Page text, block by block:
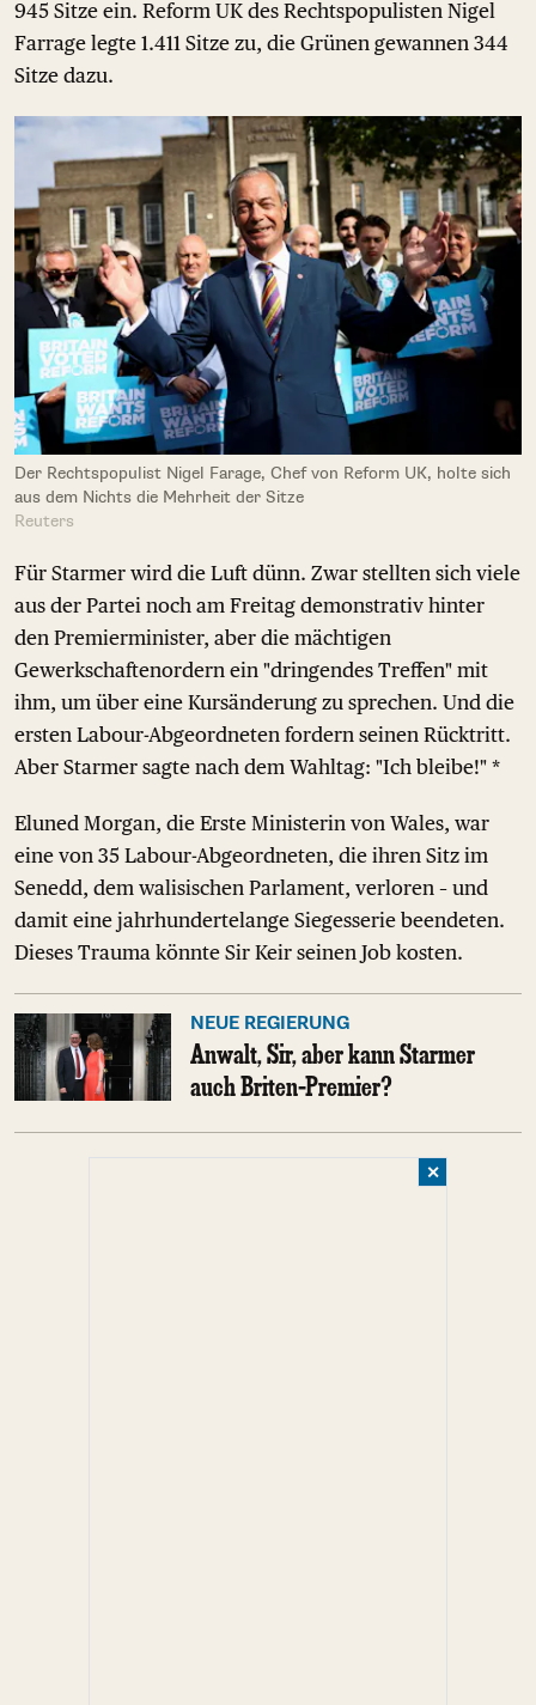
945 Sitze ein. Reform UK des Rechtspopulisten Nigel
Farrage legte 1.411 Sitze zu, die Grünen gewannen 344
Sitze dazu.
Der Rechtspopulist Nigel Farage, Chef von Reform UK, holte sich
aus dem Nichts die Mehrheit der Sitze
Reuters
Für Starmer wird die Luft dünn. Zwar stellten sich viele
aus der Partei noch am Freitag demonstrativ hinter
den Premierminister, aber die mächtigen
Gewerkschaftenordern ein "dringendes Treffen" mit
ihm, um über eine Kursänderung zu sprechen. Und die
ersten Labour-Abgeordneten fordern seinen Rücktritt.
Aber Starmer sagte nach dem Wahltag: "Ich bleibe!" *
Eluned Morgan, die Erste Ministerin von Wales, war
eine von 35 Labour-Abgeordneten, die ihren Sitz im
Senedd, dem walisischen Parlament, verloren – und
damit eine jahrhundertelange Siegesserie beendeten.
Dieses Trauma könnte Sir Keir seinen Job kosten.
NEUE REGIERUNG
Anwalt, Sir, aber kann Starmer
auch Briten-Premier?
✕